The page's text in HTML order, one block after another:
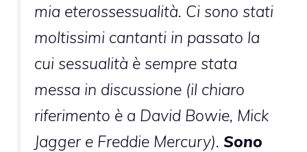
mia eterossessualità. Ci sono stati
moltissimi cantanti in passato la
cui sessualità è sempre stata
messa in discussione (il chiaro
riferimento è a David Bowie, Mick
Jagger e Freddie Mercury). Sono